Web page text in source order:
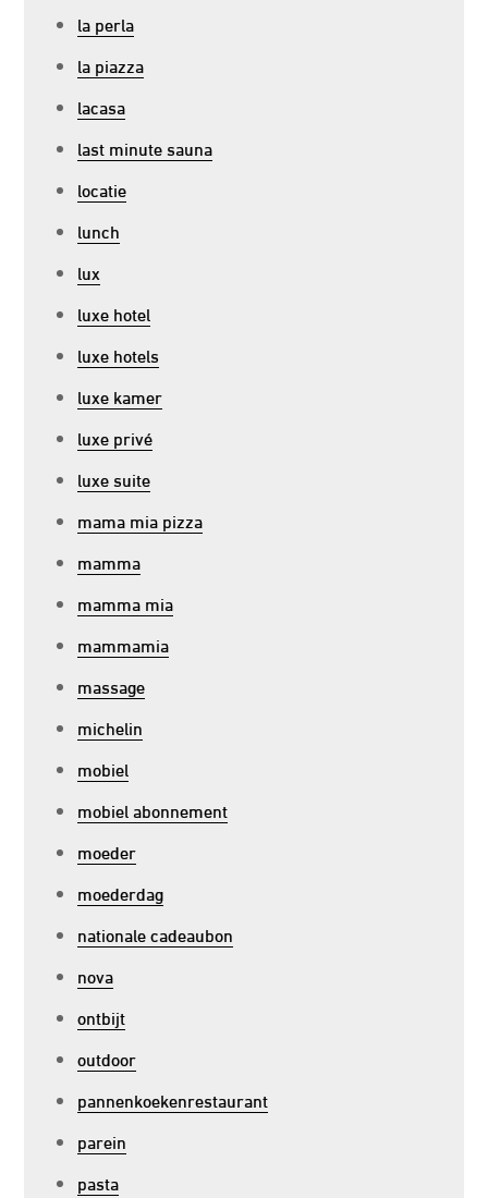
la perla
la piazza
lacasa
last minute sauna
locatie
lunch
lux
luxe hotel
luxe hotels
luxe kamer
luxe privé
luxe suite
mama mia pizza
mamma
mamma mia
mammamia
massage
michelin
mobiel
mobiel abonnement
moeder
moederdag
nationale cadeaubon
nova
ontbijt
outdoor
pannenkoekenrestaurant
parein
pasta